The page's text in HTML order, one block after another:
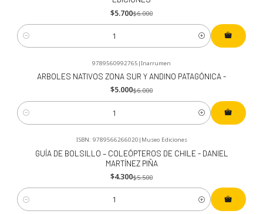
$5.700$6.000
Cantidad
-17%OFF
9789560992765 |Inarrumen
ARBOLES NATIVOS ZONA SUR Y ANDINO PATAGÓNICA -
$5.000$6.000
Cantidad
-22%OFF
ISBN: 9789566266020 | Museo Ediciones
GUÍA DE BOLSILLO – COLEÓPTEROS DE CHILE - DANIEL
MARTÍNEZ PIÑA
$4.300$5.500
Cantidad